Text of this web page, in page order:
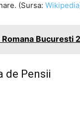
(Sursa: Wikipedia
Bucuresti
de Pensii